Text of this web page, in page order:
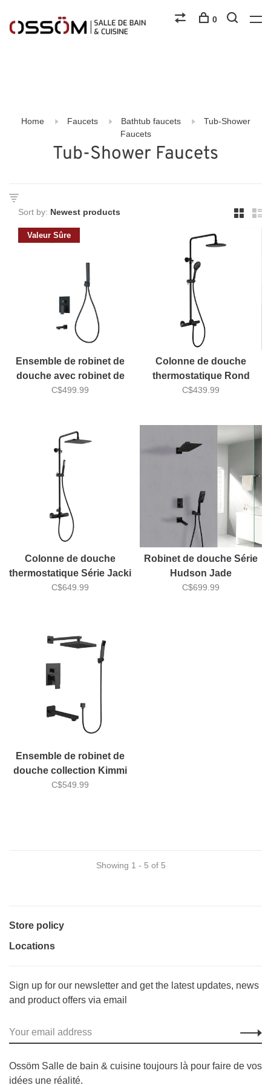
0
Home Faucets Bathtub faucets
Tub-Shower
Faucets
Tub-Shower Faucets
Sort by:
Valeur Sûre
Ensemble de robinet de
douche avec robinet de
bain Kimmi
C$499.99
Colonne de douche
thermostatique Rond
Série Jacki 2 Jade Bath
C$439.99
Colonne de douche
thermostatique Série Jacki
Jade Bath
C$649.99
Robinet de douche Série
Hudson Jade
C$699.99
Ensemble de robinet de
douche collection Kimmi
6h26
C$549.99
Showing 1 - 5 of 5
Store policy
Locations
Sign up for our newsletter and get the latest updates, news
and product offers via email
Ossöm Salle de bain & cuisine toujours là pour faire de vos
idées une réalité.